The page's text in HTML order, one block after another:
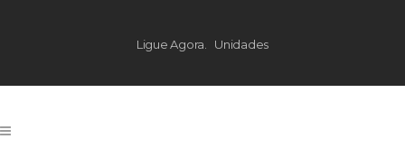
Ligue Agora. Unidades